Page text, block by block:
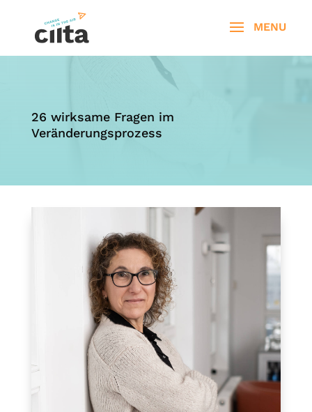
26 wirksame Fragen im
Veränderungsprozess